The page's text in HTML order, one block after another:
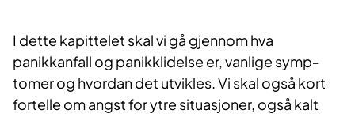
I dette kapittelet skal vi gå gjennom hva
panikkanfall og panikklidelse er, vanlige symp­
tomer og hvordan det utvikles. Vi skal også kort
fortelle om angst for ytre situasjoner, også kalt